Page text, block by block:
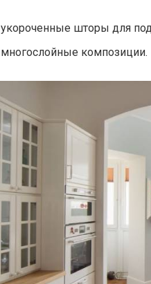
укороченные шторы для
многослойные композиции.